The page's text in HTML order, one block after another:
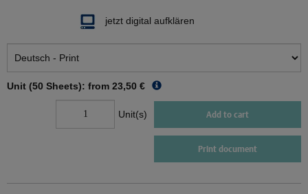
jetzt digital aufklären
Unit (50 Sheets): from 23,50 €
Unit(s) Add to cart
Print document